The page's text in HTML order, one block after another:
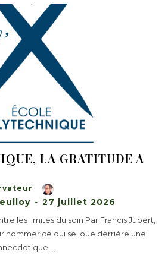
LA GRATITUDE A
- 27 juillet 2026
du soin Par Francis Jubert,